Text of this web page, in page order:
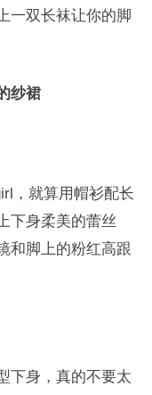
一双长袜让你的脚
纱裙
，就算用帽衫配长
下身柔美的蕾丝
和脚上的粉红高跟
下身，真的不要太